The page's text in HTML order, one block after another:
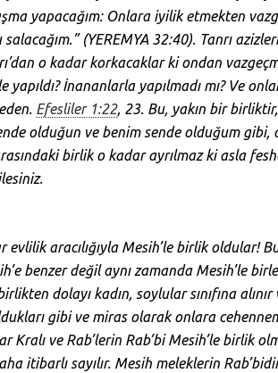
yapacağım: Onlara iyilik etmekten
(YEREMYA 32:40). Tanrı
o kadar korkacaklar ki ondan
İnananlarla yapılmadı mı? Ve
Efesliler 1:22, 23. Bu, yakın bir
olduğun ve benim sende olduğum gibi,
birlik o kadar ayrılmaz ki asla
evlilik aracılığıyla Mesih’le birlik oldular!
benzer değil aynı zamanda Mesih’le
dolayı kadın, soylular sınıfına
gibi ve miras olarak onlara
ve Rab’lerin Rab’bi Mesih’le birlik
itibarlı sayılır. Mesih meleklerin